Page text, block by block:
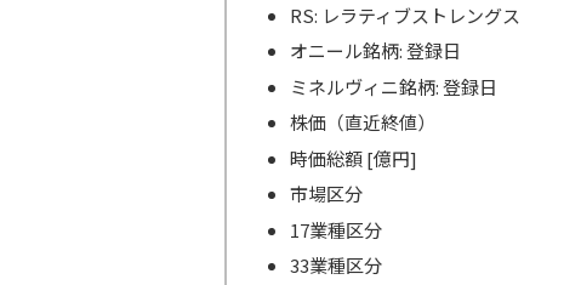
RS: レラティブストレングス
オニール銘柄: 登録日
ミネルヴィニ銘柄: 登録日
株価（直近終値）
時価総額 [億円]
市場区分
17業種区分
33業種区分